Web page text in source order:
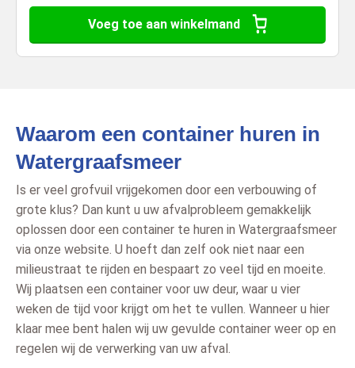
Voeg toe aan winkelmand
Waarom een container huren in
Watergraafsmeer
Is er veel grofvuil vrijgekomen door een verbouwing of
grote klus? Dan kunt u uw afvalprobleem gemakkelijk
oplossen door een container te huren in Watergraafsmeer
via onze website. U hoeft dan zelf ook niet naar een
milieustraat te rijden en bespaart zo veel tijd en moeite.
Wij plaatsen een container voor uw deur, waar u vier
weken de tijd voor krijgt om het te vullen. Wanneer u hier
klaar mee bent halen wij uw gevulde container weer op en
regelen wij de verwerking van uw afval.